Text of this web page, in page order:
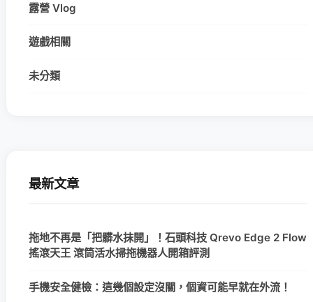
露營 Vlog
遊戲相關
未分類
最新文章
拖地不再是「把髒水抹開」！石頭科技 Qrevo Edge 2 Flow
搖滾天王 滾筒活水掃拖機器人開箱評測
手機安全健檢：這幾個設定沒關，個資可能早就在外流！